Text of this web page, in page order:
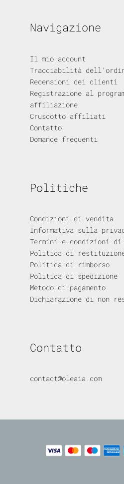
Navigazione
Il mio account
Tracciabilità
Recensioni dei clienti
Registrazione al
affiliazione
Cruscotto affiliati
Contatto
Domande frequenti
Politiche
Condizioni di vendita
Informativa sulla
Termini e condizioni
Politica di
Politica di rimborso
Politica di spedizione
Metodo di pagamento
Dichiarazione di non
Contatto
contact@oleaia.com